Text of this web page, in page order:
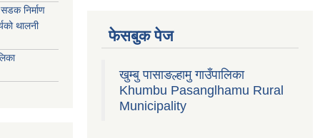
निर्माण
थालनी
फेसबुक पेज
खुम्बु पासाङल्हामु गाउँपालिका
Khumbu Pasanglhamu Rural
Municipality